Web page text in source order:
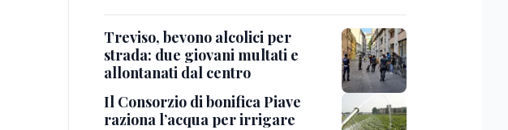
Treviso, bevono alcolici per
strada: due giovani multati e
allontanati dal centro
Il Consorzio di bonifica Piave
raziona l’acqua per irrigare